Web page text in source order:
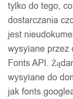
12,99zł
Darmowa
Dostawa w 24h
Zamówienia
Dostawa w 24h
Zamówienia
tylko do tego,
dostarczania
jest
wysyłane
Fonts API.
wysyłane do
jak